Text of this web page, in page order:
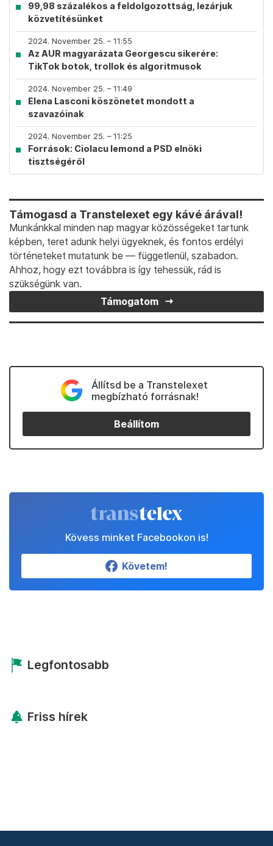
99,98 százalékos a feldolgozottság, lezárjuk
közvetítésünket
2024. November 25. – 11:55
Az AUR magyarázata Georgescu sikerére:
TikTok botok, trollok és algoritmusok
2024. November 25. – 11:49
Elena Lasconi köszönetet mondott a
szavazóinak
2024. November 25. – 11:25
Források: Ciolacu lemond a PSD elnöki
tisztségéről
Támogasd a Transtelexet egy kávé árával!
Munkánkkal minden nap magyar közösségeket tartunk
képben, teret adunk helyi ügyeknek, és fontos erdélyi
történeteket mutatunk be — függetlenül, szabadon.
Ahhoz, hogy ezt továbbra is így tehessük, rád is
szükségünk van.
Támogatom
Állítsd be a Transtelexet
megbízható forrásnak!
Beállítom
Kövess minket Facebookon is!
Követem!
Legfontosabb
Friss hírek